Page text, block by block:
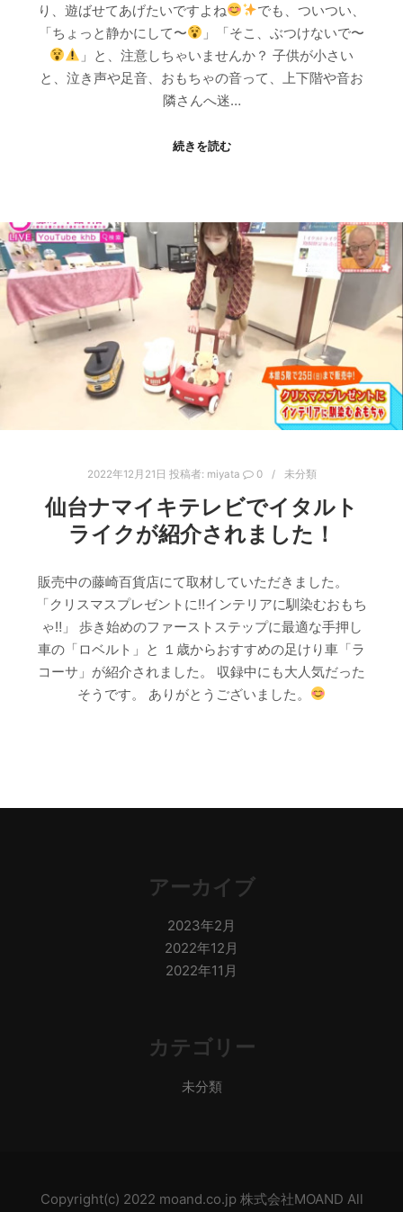
り、遊ばせてあげたいですよね
でも、ついつい、
「ちょっと静かにして〜
」「そこ、ぶつけないで〜
」と、注意しちゃいませんか？ 子供が小さい
と、泣き声や足音、おもちゃの音って、上下階や音お
隣さんへ迷…
続きを読む
2022年12月21日 投稿者: miyata 0 未分類
仙台ナマイキテレビでイタルト
ライクが紹介されました！
販売中の藤崎百貨店にて取材していただきました。
「クリスマスプレゼントに‼インテリアに馴染むおもち
ゃ‼」 歩き始めのファーストステップに最適な手押し
車の「ロベルト」と １歳からおすすめの足けり車「ラ
コーサ」が紹介されました。 収録中にも大人気だった
そうです。 ありがとうございました。
アーカイブ
2023年2月
2022年12月
2022年11月
カテゴリー
未分類
Copyright(c) 2022 moand.co.jp 株式会社MOAND All